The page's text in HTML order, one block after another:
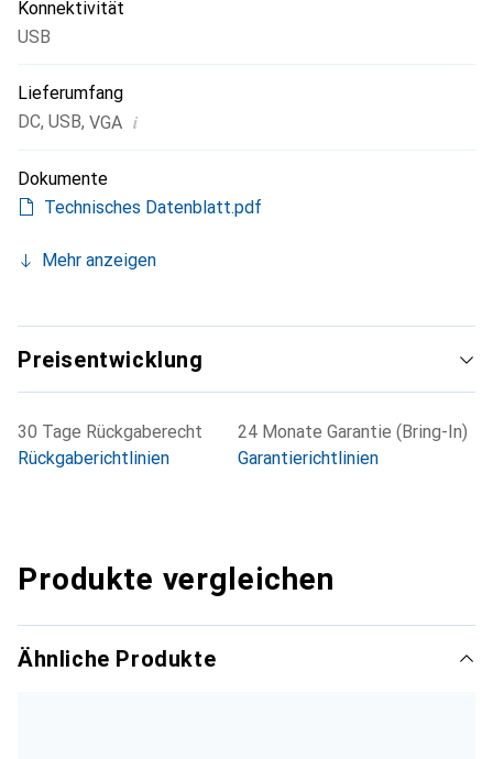
Konnektivität
USB
Lieferumfang
DC, USB, VGA i
Dokumente
Technisches Datenblatt.pdf
Mehr anzeigen
Preisentwicklung
30 Tage Rückgaberecht
Rückgaberichtlinien
24 Monate Garantie (Bring-In)
Garantierichtlinien
Produkte vergleichen
Ähnliche Produkte